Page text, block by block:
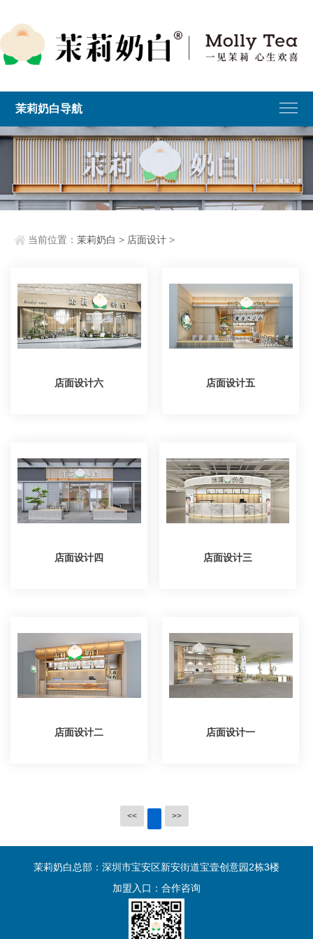
茉莉奶白导航
当前位置：茉莉奶白 > 店面设计 >
店面设计六 店面设计五
店面设计四 店面设计三
店面设计二 店面设计一
<< >>
茉莉奶白总部：深圳市宝安区新安街道宝壹创意园2栋3楼
加盟入口： 合作咨询